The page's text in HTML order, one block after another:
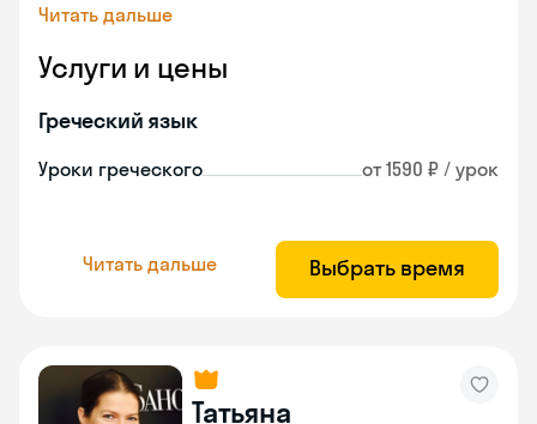
Читать дальше
Услуги и цены
Греческий язык
Уроки греческого от 1590 ₽ / урок
Читать дальше Выбрать время
Татьяна